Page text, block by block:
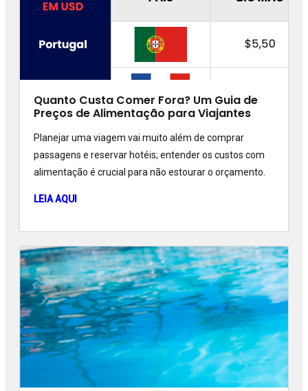
Quanto Custa Comer Fora? Um Guia de
Preços de Alimentação para Viajantes
Planejar uma viagem vai muito além de comprar
passagens e reservar hotéis; entender os custos com
alimentação é crucial para não estourar o orçamento.
LEIA AQUI